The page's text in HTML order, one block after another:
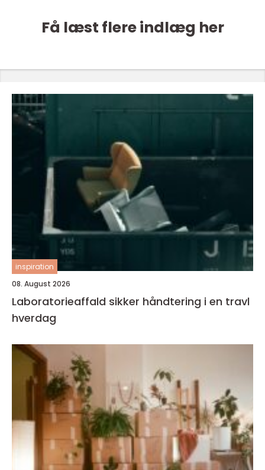
Få læst flere indlæg her
inspiration
08. August 2026
Laboratorieaffald sikker håndtering i en travl
hverdag